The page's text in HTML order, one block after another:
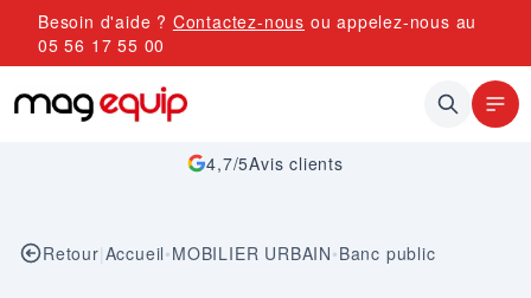
Allez au contenu
Besoin d'aide ? Contactez-nous ou appelez-nous au
05 56 17 55 00
4,7/5Avis clients
Retour|Accueil•MOBILIER URBAIN•Banc public